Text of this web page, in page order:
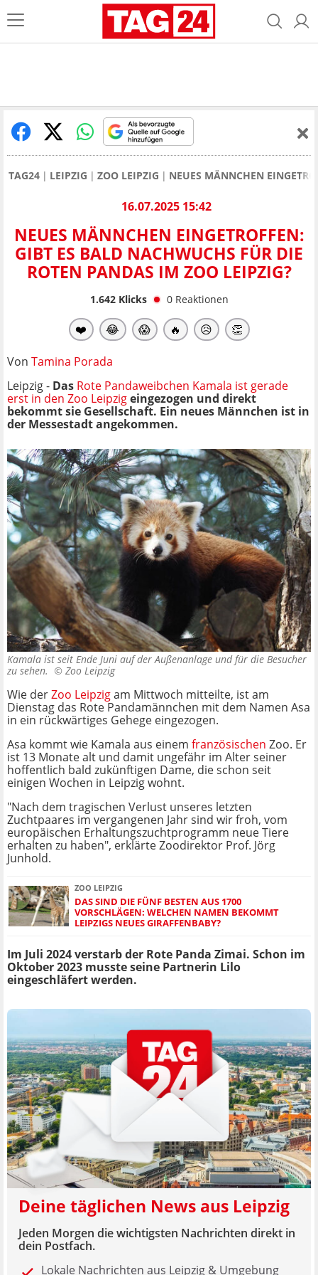
TAG24 LEIPZIG ZOO LEIPZIG NEUES MÄNNCHEN
16.07.2025 15:42
NEUES MÄNNCHEN EINGETROFFEN:
GIBT ES BALD NACHWUCHS FÜR DIE
ROTEN PANDAS IM ZOO LEIPZIG?
1.642Klicks 0 Reaktionen
❤️ 😂 😱 🔥 😥 👏
Von Tamina Porada
Leipzig - Das Rote Pandaweibchen Kamala ist gerade
erst in den Zoo Leipzigeingezogen und direkt
bekommt sie Gesellschaft. Ein neues Männchen ist in
der Messestadt angekommen.
Kamala ist seit Ende Juni auf der Außenanlage und für die Besucher
zu sehen. © Zoo Leipzig
Wie derZoo Leipzigam Mittwoch mitteilte, ist am
Dienstag das Rote Pandamännchen mit dem Namen Asa
in ein rückwärtiges Gehege eingezogen.
Asa kommt wie Kamala aus einem französischen Zoo. Er
ist 13 Monate alt und damit ungefähr im Alter seiner
hoffentlich bald zukünftigen Dame, die schon seit
einigen Wochen in Leipzig wohnt.
"Nach dem tragischen Verlust unseres letzten
Zuchtpaares im vergangenen Jahr sind wir froh, vom
europäischen Erhaltungszuchtprogramm neue Tiere
erhalten zu haben", erklärte Zoodirektor Prof. Jörg
Junhold.
ZOO LEIPZIG
DAS SIND DIE FÜNF BESTEN AUS 1700
VORSCHLÄGEN: WELCHEN NAMEN BEKOMMT
LEIPZIGS NEUES GIRAFFENBABY?
Im Juli 2024 verstarb der Rote Panda Zimai. Schon im
Oktober 2023 musste seine Partnerin Lilo
eingeschläfert werden.
Deine täglichen News aus Leipzig
Jeden Morgen die wichtigsten Nachrichten direkt in
dein Postfach.
Lokale Nachrichten aus Leipzig & Umgebung